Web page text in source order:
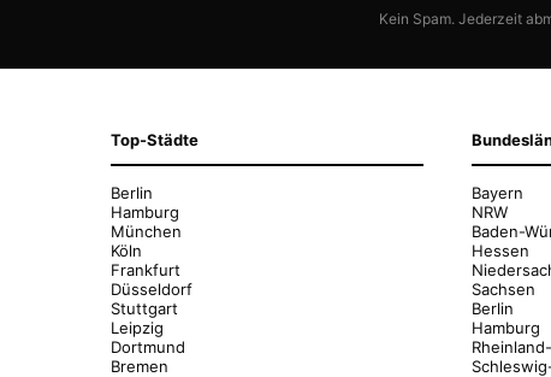
Kein Spam. Jederzeit
Top-Städte
Berlin
Hamburg
München
Köln
Frankfurt
Düsseldorf
Stuttgart
Leipzig
Dortmund
Bremen
Bayern
NRW
Baden-
Hessen
Sachsen
Berlin
Hamburg